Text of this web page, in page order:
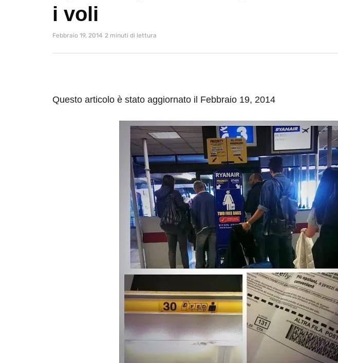
i voli
Febbraio 19, 2014 2 minuti di lettura
Questo articolo è stato aggiornato il Febbraio 19, 2014